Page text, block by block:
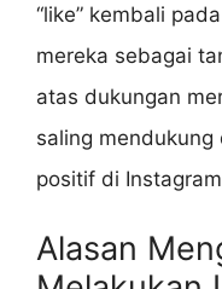
“like” kembali
mereka sebagai
atas dukungan
saling
positif di
Alasan